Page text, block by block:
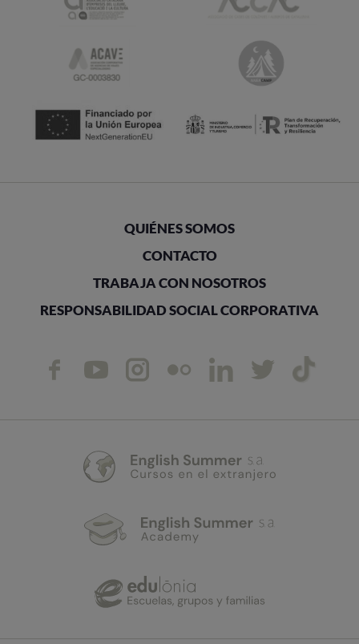
QUIÉNES SOMOS
CONTACTO
TRABAJA CON NOSOTROS
RESPONSABILIDAD SOCIAL CORPORATIVA